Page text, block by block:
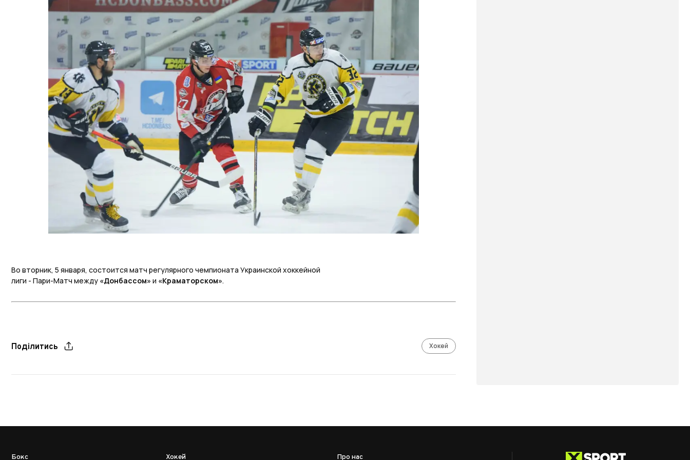
Во вторник, 5 января, состоится матч регулярного чемпионата Украинской хоккейной
лиги - Пари-Матч между «Донбассом» и «Краматорском».
Поділитись Хокей
Бокс Хокей Про нас